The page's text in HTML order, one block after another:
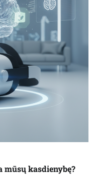
mūsų kasdienybę?